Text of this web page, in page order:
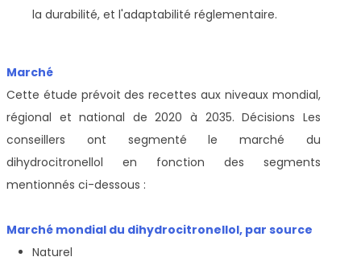
la durabilité, et l'adaptabilité réglementaire.
Marché
Cette étude prévoit des recettes aux niveaux mondial,
régional et national de 2020 à 2035. Décisions Les
conseillers ont segmenté le marché du
dihydrocitronellol en fonction des segments
mentionnés ci-dessous :
Marché mondial du dihydrocitronellol, par source
Naturel